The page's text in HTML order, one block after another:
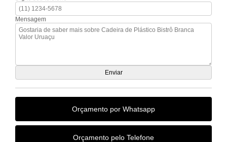
Mensagem
Orçamento por Whatsapp
Orçamento pelo Telefone